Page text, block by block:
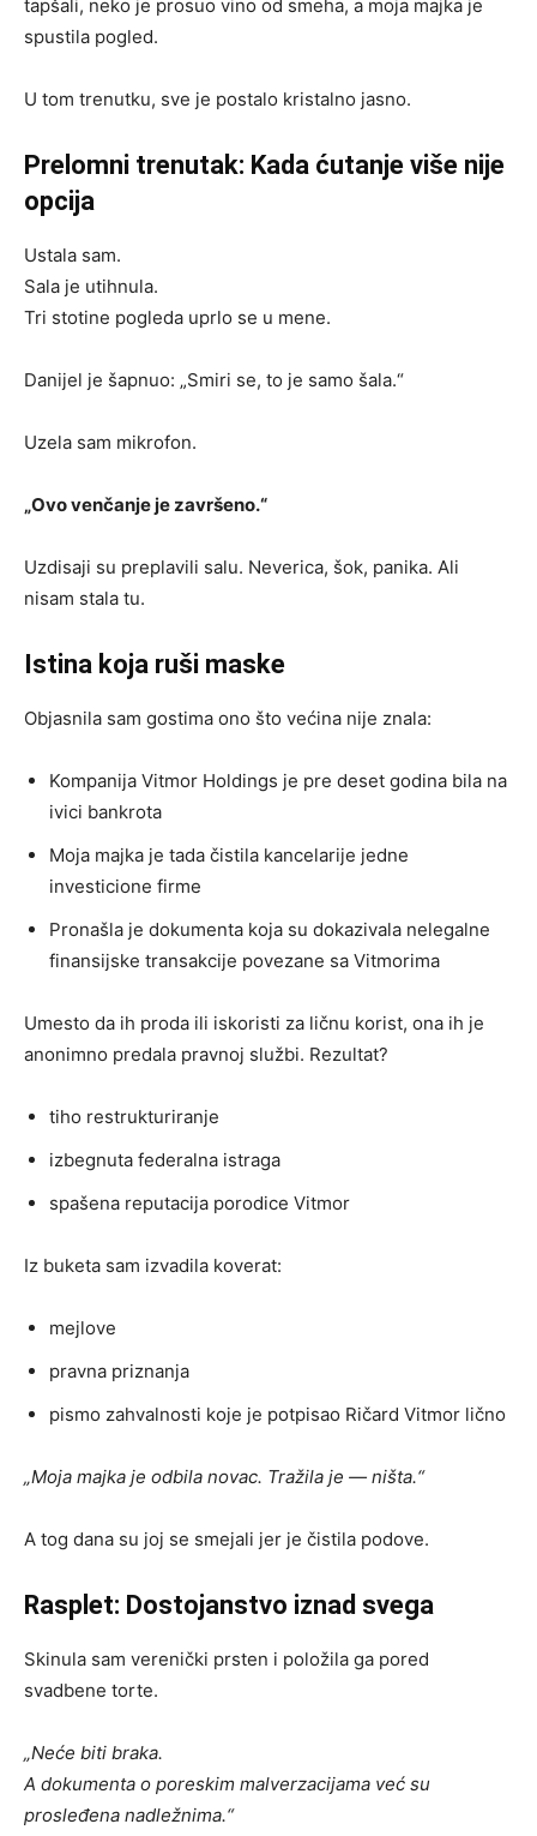
tapšali, neko je prosuo vino od smeha, a moja majka je
spustila pogled.
U tom trenutku, sve je postalo kristalno jasno.
Prelomni trenutak: Kada ćutanje više nije
opcija
Ustala sam.
Sala je utihnula.
Tri stotine pogleda uprlo se u mene.
Danijel je šapnuo: „Smiri se, to je samo šala.“
Uzela sam mikrofon.
„Ovo venčanje je završeno.“
Uzdisaji su preplavili salu. Neverica, šok, panika. Ali
nisam stala tu.
Istina koja ruši maske
Objasnila sam gostima ono što većina nije znala:
Kompanija Vitmor Holdings je pre deset godina bila na
ivici bankrota
Moja majka je tada čistila kancelarije jedne
investicione firme
Pronašla je dokumenta koja su dokazivala nelegalne
finansijske transakcije povezane sa Vitmorima
Umesto da ih proda ili iskoristi za ličnu korist, ona ih je
anonimno predala pravnoj službi. Rezultat?
tiho restrukturiranje
izbegnuta federalna istraga
spašena reputacija porodice Vitmor
Iz buketa sam izvadila koverat:
mejlove
pravna priznanja
pismo zahvalnosti koje je potpisao Ričard Vitmor lično
„Moja majka je odbila novac. Tražila je — ništa.“
A tog dana su joj se smejali jer je čistila podove.
Rasplet: Dostojanstvo iznad svega
Skinula sam verenički prsten i položila ga pored
svadbene torte.
„Neće biti braka.
A dokumenta o poreskim malverzacijama već su
prosleđena nadležnima.“